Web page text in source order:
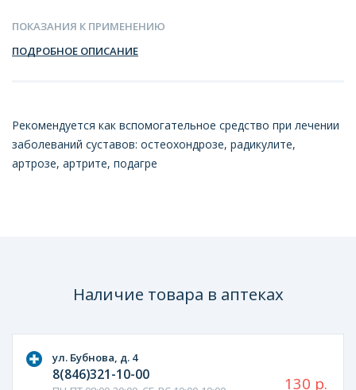
ПОКАЗАНИЯ К ПРИМЕНЕНИЮ
ПОДРОБНОЕ ОПИСАНИЕ
Рекомендуется как вспомогательное средство при лечении
заболеваний суставов: остеохондрозе, радикулите,
артрозе, артрите, подагре
Наличие товара в аптеках
ул. Бубнова, д. 4
8(846)321-10-00 130 р.